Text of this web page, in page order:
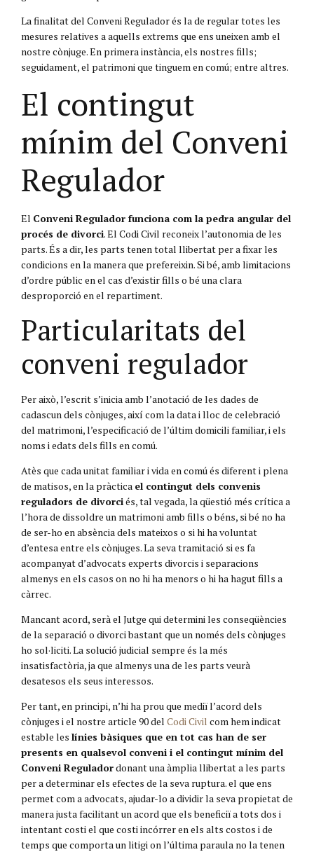
La finalitat del Conveni Regulador és la de regular totes les
mesures relatives a aquells extrems que ens uneixen amb el
nostre cònjuge. En primera instància, els nostres fills;
seguidament, el patrimoni que tinguem en comú; entre altres.
El contingut
mínim del Conveni
Regulador
El Conveni Regulador funciona com la pedra angular del
procés de divorci. El Codi Civil reconeix l’autonomia de les
parts. És a dir, les parts tenen total llibertat per a fixar les
condicions en la manera que prefereixin. Si bé, amb limitacions
d’ordre públic en el cas d’existir fills o bé una clara
desproporció en el repartiment.
Particularitats del
conveni regulador
Per això, l’escrit s’inicia amb l’anotació de les dades de
cadascun dels cònjuges, així com la data i lloc de celebració
del matrimoni, l’especificació de l’últim domicili familiar, i els
noms i edats dels fills en comú.
Atès que cada unitat familiar i vida en comú és diferent i plena
de matisos, en la pràctica el contingut dels convenis
reguladors de divorciés, tal vegada, la qüestió més crítica a
l’hora de dissoldre un matrimoni amb fills o béns, si bé no ha
de ser-ho en absència dels mateixos o si hi ha voluntat
d’entesa entre els cònjuges. La seva tramitació si es fa
acompanyat d’advocats experts divorcis i separacions
almenys en els casos on no hi ha menors o hi ha hagut fills a
càrrec.
Mancant acord, serà el Jutge qui determini les conseqüències
de la separació o divorci bastant que un només dels cònjuges
ho sol·liciti. La solució judicial sempre és la més
insatisfactòria, ja que almenys una de les parts veurà
desatesos els seus interessos.
Per tant, en principi, n’hi ha prou que mediï l’acord dels
cònjuges i el nostre article 90 del Codi Civil com hem indicat
estable les línies bàsiques que en tot cas han de ser
presents en qualsevol conveni i el contingut mínim del
Conveni Reguladordonant una àmplia llibertat a les parts
per a determinar els efectes de la seva ruptura. el que ens
permet com a advocats, ajudar-lo a dividir la seva propietat de
manera justa facilitant un acord que els beneficiï a tots dos i
intentant costi el que costi incórrer en els alts costos i de
temps que comporta un litigi on l’última paraula no la tenen